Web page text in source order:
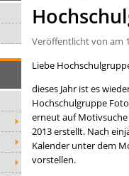
Veröffentlicht von am
Liebe
dieses Jahr ist es
Hochschulgruppe
erneut auf
2013 erstellt. Nach
Kalender unter dem
vorstellen.